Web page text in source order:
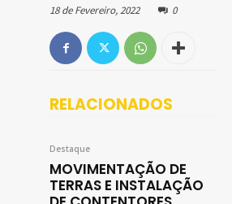
18 de Fevereiro, 2022 0
RELACIONADOS
Destaque
MOVIMENTAÇÃO DE
TERRAS E INSTALAÇÃO